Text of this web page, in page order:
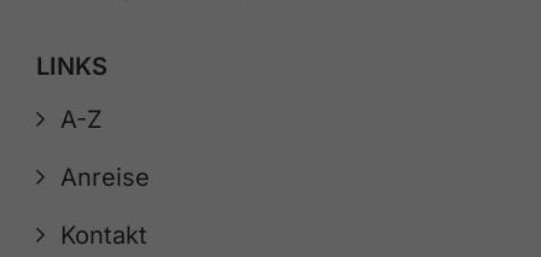
LINKS
A-Z
Anreise
Kontakt